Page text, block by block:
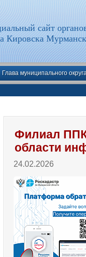
сайт
Кировска
Глава муниципального
Филиал ППК
области
24.02.2026